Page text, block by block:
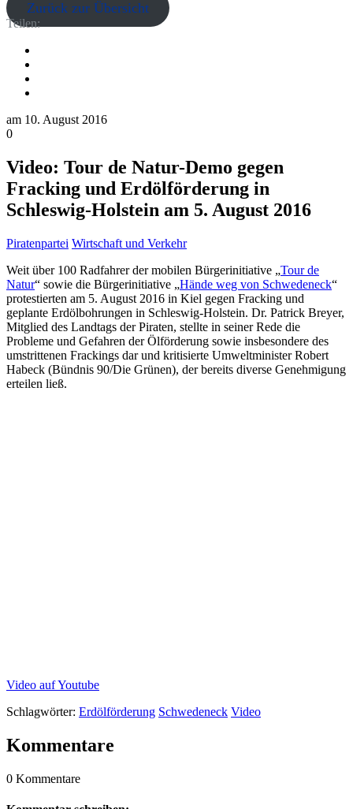
Zurück zur Übersicht
Teilen:
am 10. August 2016
0
Video: Tour de Natur-Demo gegen
Fracking und Erdölförderung in
Schleswig-Holstein am 5. August 2016
Piratenpartei Wirtschaft und Verkehr
Weit über 100 Radfahrer der mobilen Bürgerinitiative „Tour de
Natur“ sowie die Bürgerinitiative „Hände weg von Schwedeneck“
protestierten am 5. August 2016 in Kiel gegen Fracking und
geplante Erdölbohrungen in Schleswig-Holstein. Dr. Patrick Breyer,
Mitglied des Landtags der Piraten, stellte in seiner Rede die
Probleme und Gefahren der Ölförderung sowie insbesondere des
umstrittenen Frackings dar und kritisierte Umweltminister Robert
Habeck (Bündnis 90/Die Grünen), der bereits diverse Genehmigung
erteilen ließ.
Video auf Youtube
Schlagwörter: Erdölförderung Schwedeneck Video
Kommentare
0 Kommentare